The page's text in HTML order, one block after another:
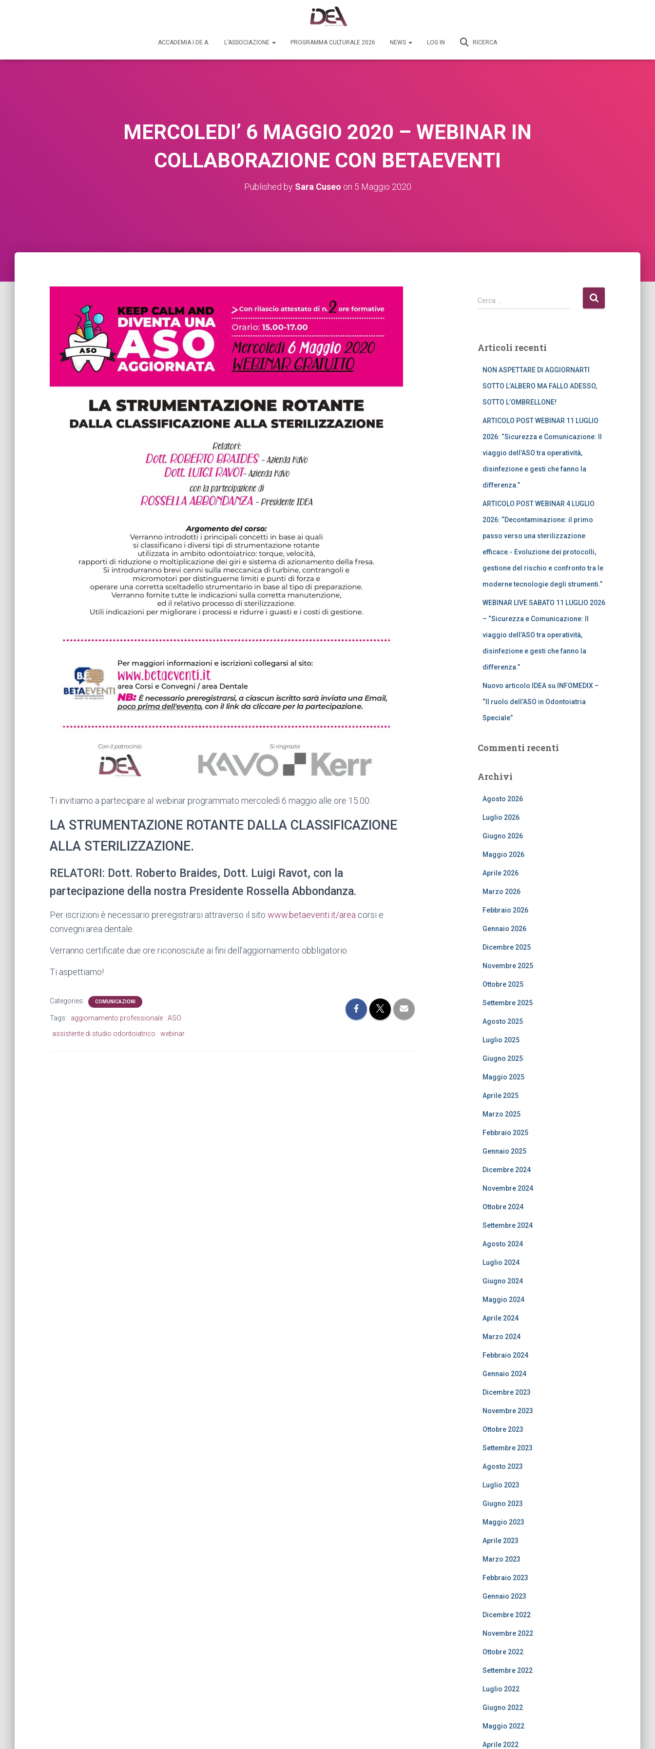
ACCADEMIA I.DE.A. L'ASSOCIAZIONE PROGRAMMA CULTURALE 2026 NEWS LOG IN RICERCA
MERCOLEDI’ 6 MAGGIO 2020 – WEBINAR IN
COLLABORAZIONE CON BETAEVENTI
Published by Sara Cuseo on 5 Maggio 2020
Ti invitiamo a partecipare al webinar programmato mercoledì 6 maggio alle ore 15.00:
LA STRUMENTAZIONE ROTANTE DALLA CLASSIFICAZIONE
ALLA STERILIZZAZIONE.
RELATORI: Dott. Roberto Braides, Dott. Luigi Ravot, con la
partecipazione della nostra Presidente Rossella Abbondanza.
Per iscrizioni è necessario preregistrarsi attraverso il sito www.betaeventi.it/area corsi e
convegni:area dentale.
Verranno certificate due ore riconosciute ai fini dell’aggiornamento obbligatorio.
Ti aspettiamo!
Categories: COMUNICAZIONI
Tags: aggiornamento professionale
ASO
assistente di studio odontoiatrico
webinar
R
i
c
Cerca …
Articoli recenti
NON ASPETTARE DI AGGIORNARTI
SOTTO L’ALBERO MA FALLO ADESSO,
SOTTO L’OMBRELLONE!
ARTICOLO POST WEBINAR 11 LUGLIO
2026: “Sicurezza e Comunicazione: Il
viaggio dell’ASO tra operatività,
disinfezione e gesti che fanno la
differenza.”
ARTICOLO POST WEBINAR 4 LUGLIO
2026: “Decontaminazione: il primo
passo verso una sterilizzazione
efficace.- Evoluzione dei protocolli,
gestione del rischio e confronto tra le
moderne tecnologie degli strumenti.”
WEBINAR LIVE SABATO 11 LUGLIO 2026
– “Sicurezza e Comunicazione: Il
viaggio dell’ASO tra operatività,
disinfezione e gesti che fanno la
differenza.”
Nuovo articolo IDEA su INFOMEDIX –
“Il ruolo dell’ASO in Odontoiatria
Speciale”
Commenti recenti
Archivi
Agosto 2026
Luglio 2026
Giugno 2026
Maggio 2026
Aprile 2026
Marzo 2026
Febbraio 2026
Gennaio 2026
Dicembre 2025
Novembre 2025
Ottobre 2025
Settembre 2025
Agosto 2025
Luglio 2025
Giugno 2025
Maggio 2025
Aprile 2025
Marzo 2025
Febbraio 2025
Gennaio 2025
Dicembre 2024
Novembre 2024
Ottobre 2024
Settembre 2024
Agosto 2024
Luglio 2024
Giugno 2024
Maggio 2024
Aprile 2024
Marzo 2024
Febbraio 2024
Gennaio 2024
Dicembre 2023
Novembre 2023
Ottobre 2023
Settembre 2023
Agosto 2023
Luglio 2023
Giugno 2023
Maggio 2023
Aprile 2023
Marzo 2023
Febbraio 2023
Gennaio 2023
Dicembre 2022
Novembre 2022
Ottobre 2022
Settembre 2022
Luglio 2022
Giugno 2022
Maggio 2022
Aprile 2022